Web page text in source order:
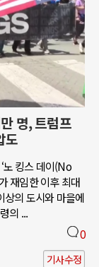
명, 트럼프
도
노 킹스 데이(No
재임한 이후 최대
상의 도시와 마을에
의 ...
0
기사수정